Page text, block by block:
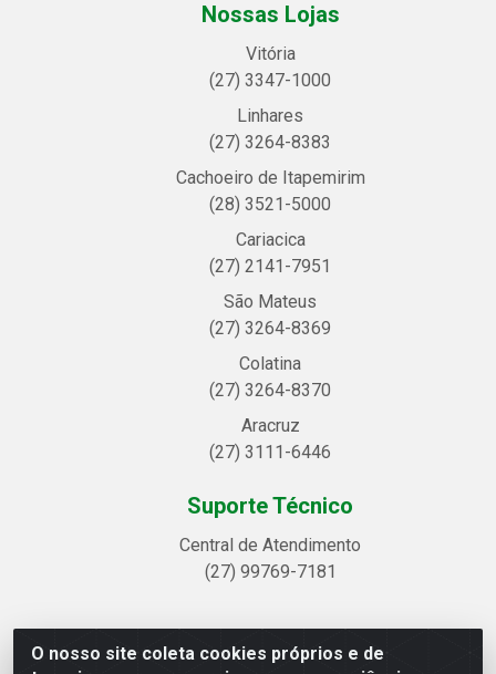
O nosso site coleta cookies próprios e de
Nossas Lojas
Vitória
(27) 3347-1000
Linhares
(27) 3264-8383
Cachoeiro de Itapemirim
(28) 3521-5000
Cariacica
(27) 2141-7951
São Mateus
(27) 3264-8369
Colatina
(27) 3264-8370
Aracruz
(27) 3111-6446
Suporte Técnico
Central de Atendimento
(27) 99769-7181
Linhavix Distribuidora LTDA - Avenida Alegre, 2521 -